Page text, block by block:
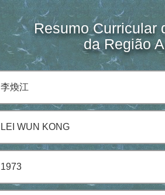
Resumo Curricular
da Região
李煥江
LEI WUN KONG
1973